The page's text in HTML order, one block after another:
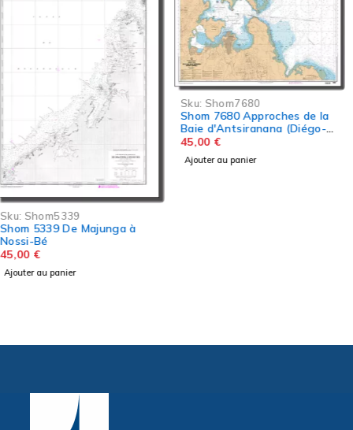
Shom7680
Shom 7680 Approches de la
Baie d'Antsiranana (Diégo-
Suarez)
45,00€
Ajouter au panier
Sku: Shom4177
Shom 4177 Du Cap Saint-
Vincent à Manakara
45,00€
Ajouter au panier